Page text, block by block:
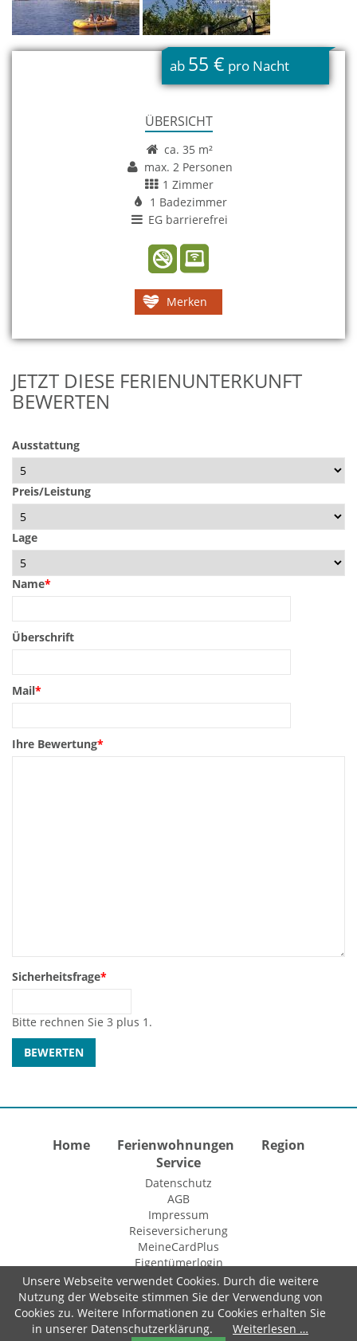
ab 55 € pro Nacht
ÜBERSICHT
ca. 35 m²
max. 2 Personen
1 Zimmer
1 Badezimmer
EG barrierefrei
Merken
JETZT DIESE FERIENUNTERKUNFT
BEWERTEN
Ausstattung
Preis/Leistung
Lage
Name*
Überschrift
Mail*
Ihre Bewertung*
Sicherheitsfrage*
Bitte rechnen Sie 3 plus 1.
Home Ferienwohnungen
Region
Service
Datenschutz
AGB
Impressum
Reiseversicherung
MeineCardPlus
Eigentümerlogin
© 2015 Fewo-Zentrale Willingen
Unsere Webseite verwendet Cookies. Durch die weitere
Nutzung der Webseite stimmen Sie der Verwendung von
Cookies zu. Weitere Informationen zu Cookies erhalten Sie
in unserer Datenschutzerklärung.
Weiterlesen …